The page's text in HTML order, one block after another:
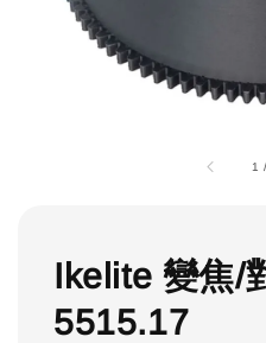
1 /
Ikelite 變焦/
5515.17